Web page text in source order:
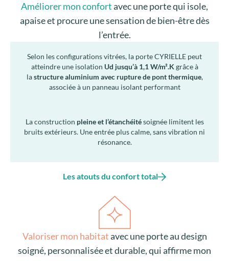
Améliorer mon confortavec une porte qui isole,
apaise et procure une sensation de bien-être dès
l’entrée.
Selon les configurations vitrées, la porte CYRIELLE peut
atteindre une isolation Ud jusqu’à 1,1 W/m².K grâce à
lastructure aluminium avec rupture de pont thermique,
associée à un panneau isolant performant
La construction pleine et l’étanchéitésoignée limitent les
bruits extérieurs. Une entrée plus calme, sans vibration ni
résonance.
Les atouts du confort total
Valoriser mon habitatavec une porte au design
soigné, personnalisée et durable, qui affirme mon